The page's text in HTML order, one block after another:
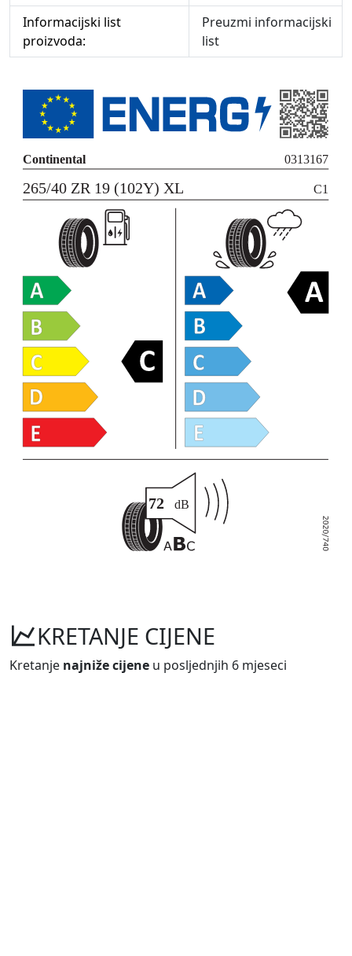
Informacijski list
proizvoda:
Preuzmi informacijski
list
KRETANJE CIJENE
Kretanje najniže cijene u posljednjih 6 mjeseci